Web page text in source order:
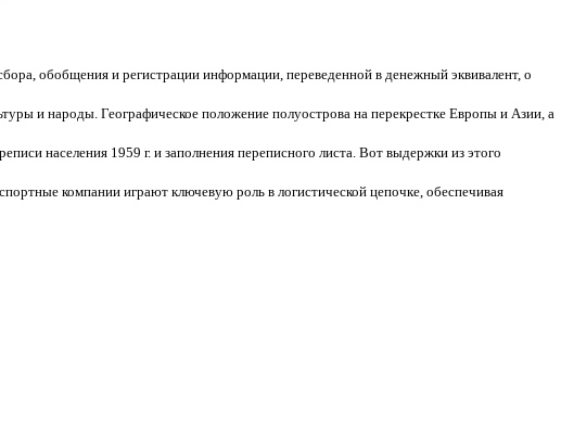
обобщения и регистрации информации, переведенной в денежный эквивалент, о
и народы. Географическое положение полуострова на перекрестке Европы и Азии, а
населения 1959 г. и заполнения переписного листа. Вот выдержки из этого
компании играют ключевую роль в логистической цепочке, обеспечивая